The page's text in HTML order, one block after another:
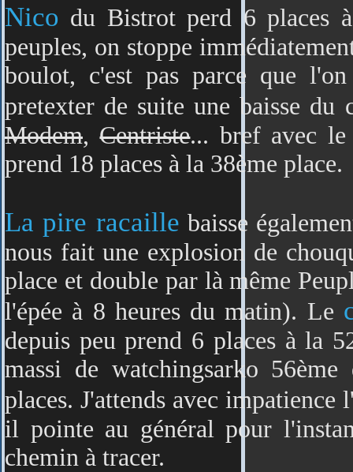
Nico du Bistrot perd 6 places
peuples, on stoppe
boulot, c'est pas parce que
pretexter de suite une baisse
Modem,Centriste... bref avec le
prend 18 places à la 38ème place.
La pire racaille baisse
nous fait une explosion de
place et double par là même
l'épée à 8 heures du matin). Le
depuis peu prend 6 places à la
massi de watchingsarko
places. J'attends avec impatience
il pointe au général pour
chemin à tracer.